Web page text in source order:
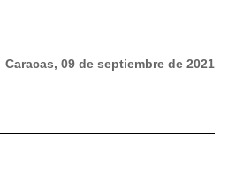
Caracas, 09 de septiembre de 2021